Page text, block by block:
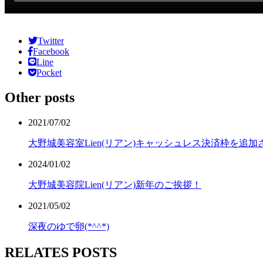
Twitter
Facebook
Line
Pocket
Other posts
2021/07/02
大野城美容室Lien(リアン)キャッシュレス決済枠を追加
2024/01/02
大野城美容院Lien(リアン)新年のご挨拶！
2021/05/02
深夜のゆで卵(*^^*)
RELATES POSTS